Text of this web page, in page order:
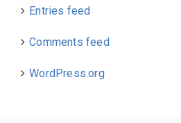
Entries feed
Comments feed
WordPress.org